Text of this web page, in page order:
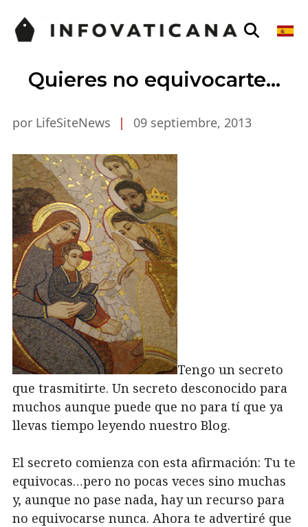
Quieres no equivocarte…
por LifeSiteNews | 09 septiembre, 2013
Tengo un secreto
que trasmitirte. Un secreto desconocido para
muchos aunque puede que no para tí que ya
llevas tiempo leyendo nuestro Blog.
El secreto comienza con esta afirmación: Tu te
equivocas…pero no pocas veces sino muchas
y, aunque no pase nada, hay un recurso para
no equivocarse nunca. Ahora te advertiré que